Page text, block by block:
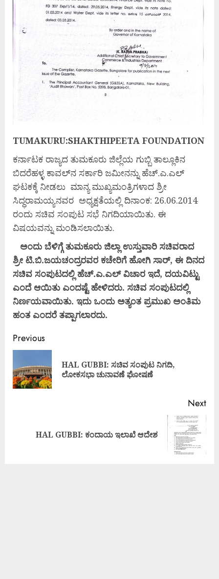
TUMAKURU:SHAKTHIPEETA FOUNDATION
ಕರ್ನಾಟಕ ರಾಜ್ಯದ ತುಮಕೂರು ಜಿಲ್ಲೆಯ ಗುಬ್ಬಿ ತಾಲ್ಲೂಕಿನ
ಬಿದರೆಹಳ್ಳ ಕಾವಲ್‌ನ ಸರ್ಕಾರಿ ಜಮೀನನ್ನು ಹೆಚ್.ಎ.ಎಲ್
ಘಟಕಕ್ಕೆ ನೀಡಲು ಮಾನ್ಯ ಮುಖ್ಯಮಂತ್ರಿಗಳಾದ ಶ್ರೀ
ಸಿದ್ಧರಾಮಯ್ಯನವರ ಅಧ್ಯಕ್ಷತೆಯಲ್ಲಿ ದಿನಾಂಕ: 26.06.2014
ರಂದು ಸಚಿವ ಸಂಪುಟ ಸಭೆ ನಿಗದಿಯಾಯಿತು. ಈ
ವಿಷಯವನ್ನು ಮಂಡಿಸಲಾಯಿತು.
ಅಂದು ಬೆಳಿಗ್ಗೆ ತುಮಕೂರು ಜಿಲ್ಲಾ ಉಸ್ತುವಾರಿ ಸಚಿವರಾದ
ಶ್ರೀ ಟಿ.ಬಿ.ಜಯಚಂದ್ರರವರ ಕಚೇರಿಗೆ ಹೋಗಿ ಸಾರ್, ಈ ದಿನದ
ಸಚಿವ ಸಂಪುಟದಲ್ಲಿ ಹೆಚ್.ಎ.ಎಲ್ ವಿಚಾರ ಇದೆ, ದಯವಿಟ್ಟು
ಎಂದೆ ಆಯಿತು ಎಂದಷ್ಟೆ ಹೇಳಿದರು. ಸಚಿವ ಸಂಪುಟದಲ್ಲಿ
ನಿರ್ಣಯವಾಯಿತು. ಇದು ಒಂದು ಅತ್ಯಂತ ಪ್ರಮುಖ ಅಂತಿಮ
ಹಂತ ಎಂದರೆ ತಪ್ಪಾಗಲಾರದು.
Previous
HAL GUBBI: ಸಚಿವ ಸಂಪುಟ ನಿಗದಿ,
ಲೋಕಸಭಾ ಚುನಾವಣೆ ಘೋಷಣೆ
Next
HAL GUBBI: ಕಂದಾಯ ಇಲಾಖೆ ಆದೇಶ